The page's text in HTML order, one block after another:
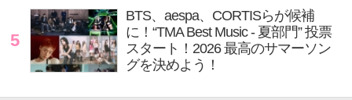
5
BTS、aespa、CORTISらが候補
に！“TMA Best Music - 夏部門” 投票
スタート！2026 最高のサマーソン
グを決めよう！